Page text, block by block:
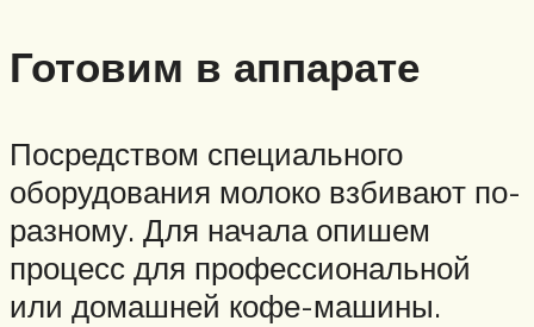
Готовим в аппарате
Посредством специального
оборудования молоко взбивают по-
разному. Для начала опишем
процесс для профессиональной
или домашней кофе-машины.